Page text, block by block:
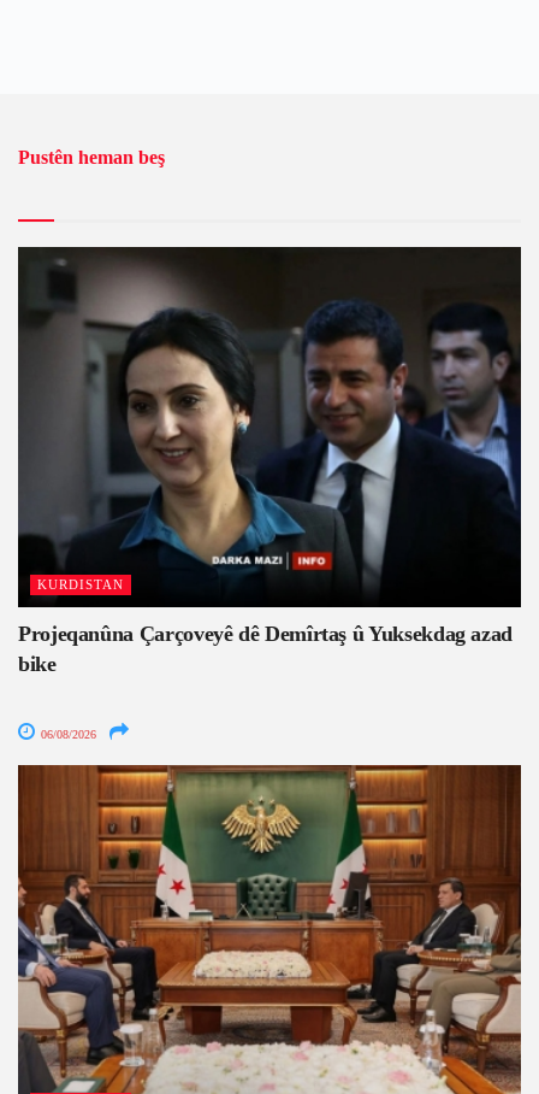
Pustên heman beş
KURDISTAN
Projeqanûna Çarçoveyê dê Demîrtaş û Yuksekdag azad
bike
06/08/2026